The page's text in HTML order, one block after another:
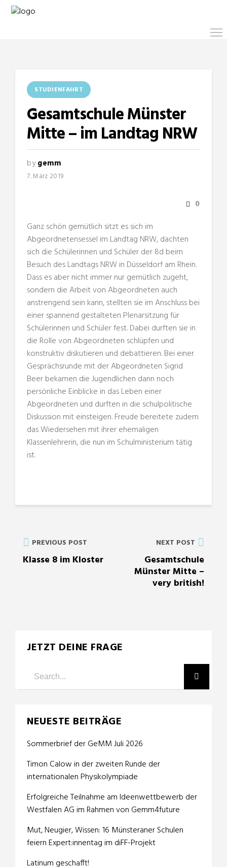
STUDIENFAHRT
Gesamtschule Münster
Mitte – im Landtag NRW
bygemm
7. März 2019
0
Ganz schön gemütlich sitzt es sich im
Abgeordnetensessel im Landtag NRW, dachten
sich die Schülerinnen und Schüler der 8d beim
Besuch des Landtags NRW in Düsseldorf am Rhein.
Dass es aber nicht immer nur gemütlich zugeht,
sondern die Arbeit von Abgeordneten auch
anstrengend sein kann, stellten sie im Anschluss bei
einer spannend gestalteten Plenarsitzung für
Schülerinnen und Schüler fest. Dabei durften sie in
die Rolle von Abgeordneten schlüpfen und
konstruktiv diskutieren und debattieren. Bei einer
Gesprächsrunde mit der Abgeordneten Sigrid
Beer bekamen die Jugendlichen dann noch
persönliche Einblicke in das Leben einer
Abgeordneten und durften in die schulpolitische
Diskussion mit einsteigen. Freude bereitete zudem
das Wiedersehen mit ihrer ehemaligen
Klassenlehrerin, die nun im Schulministerium tätig
ist.
PREVIOUS POST
Klasse 8 im Kloster
NEXT POST
Gesamtschule
Münster Mitte –
very british!
JETZT DEINE FRAGE
NEUESTE BEITRÄGE
Sommerbrief der GeMM Juli 2026
Timon Calow in der zweiten Runde der
internationalen Physikolympiade
Erfolgreiche Teilnahme am Ideenwettbewerb der
Westfalen AG im Rahmen von Gemm4future
Mut, Neugier, Wissen: 16 Münsteraner Schulen
feiern Expert:innentag im diFF-Projekt
Latinum geschafft!